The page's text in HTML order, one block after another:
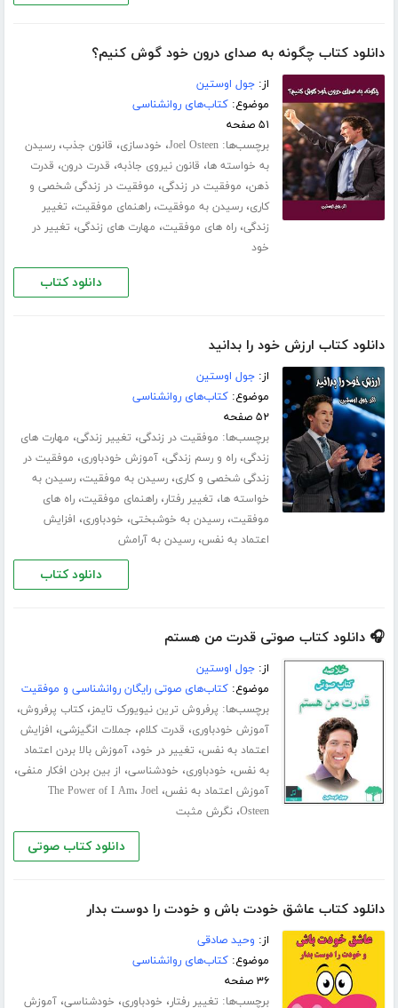
دانلود کتاب چگونه به صدای درون خود گوش کنیم؟
از:جول اوستین
موضوع:کتاب‌های روانشناسی
۵۱ صفحه
برچسب‌ها:Joel Osteen، خودسازی، قانون جذب،رسیدن
به خواسته ها، قانون نیروی جاذبه، قدرت درون، قدرت
ذهن، موفقیت در زندگی، موفقیت در زندگی شخصی و
کاری،رسیدن به موفقیت،راهنمای موفقیت، تغییر
زندگی،راه های موفقیت، مهارت های زندگی، تغییر در
خود
دانلود کتاب
دانلود کتاب ارزش خود را بدانید
از:جول اوستین
موضوع:کتاب‌های روانشناسی
۵۲ صفحه
برچسب‌ها: موفقیت در زندگی، تغییر زندگی، مهارت های
زندگی،راه و رسم زندگی،آموزش خودباوری، موفقیت در
زندگی شخصی و کاری،رسیدن به موفقیت،رسیدن به
خواسته ها، تغییر رفتار،راهنمای موفقیت،راه های
موفقیت،رسیدن به خوشبختی، خودباوری، افزایش
اعتماد به نفس،رسیدن به آرامش
دانلود کتاب
🎧 دانلود کتاب صوتی قدرت من هستم
از:جول اوستین
موضوع:کتاب‌های صوتی رایگان روانشناسی و موفقیت
برچسب‌ها: پرفروش ترین نیویورک تایمز،کتاب پرفروش،
آموزش خودباوری، قدرت کلام، جملات انگیزشی، افزایش
اعتماد به نفس، تغییر در خود،آموزش بالا بردن اعتماد
به نفس، خودباوری، خودشناسی، از بین بردن افکار منفی،
آموزش اعتماد به نفس، The Power of I Am، Joel
Osteen،نگرش مثبت
دانلود کتاب صوتی
دانلود کتاب عاشق خودت باش و خودت را دوست بدار
از: وحید صادقی
موضوع:کتاب‌های روانشناسی
۳۶ صفحه
برچسب‌ها: تغییر رفتار، خودباوری، خودشناسی،آموزش